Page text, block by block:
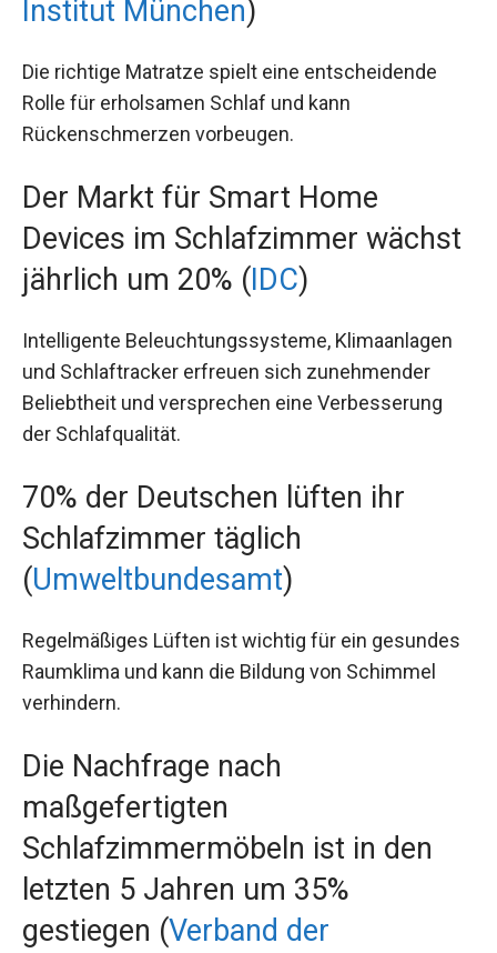
Institut München)
Die richtige Matratze spielt eine entscheidende
Rolle für erholsamen Schlaf und kann
Rückenschmerzen vorbeugen.
Der Markt für Smart Home
Devices im Schlafzimmer wächst
jährlich um 20% (IDC)
Intelligente Beleuchtungssysteme, Klimaanlagen
und Schlaftracker erfreuen sich zunehmender
Beliebtheit und versprechen eine Verbesserung
der Schlafqualität.
70% der Deutschen lüften ihr
Schlafzimmer täglich
(Umweltbundesamt)
Regelmäßiges Lüften ist wichtig für ein gesundes
Raumklima und kann die Bildung von Schimmel
verhindern.
Die Nachfrage nach
maßgefertigten
Schlafzimmermöbeln ist in den
letzten 5 Jahren um 35%
gestiegen (Verband der